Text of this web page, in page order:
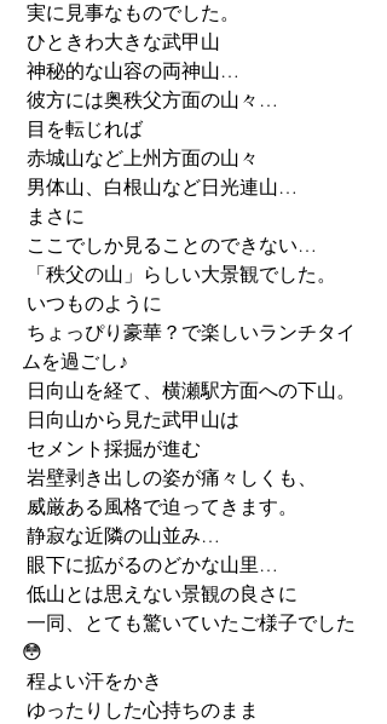
実に見事なものでした。
ひときわ大きな武甲山
神秘的な山容の両神山…
彼方には奥秩父方面の山々…
目を転じれば
赤城山など上州方面の山々
男体山、白根山など日光連山…
まさに
ここでしか見ることのできない…
「秩父の山」らしい大景観でした。
いつものように
ムを過ごし♪
日向山を経て、横瀬駅方面への下山。
日向山から見た武甲山は
セメント採掘が進む
岩壁剥き出しの姿が痛々しくも、
威厳ある風格で迫ってきます。
静寂な近隣の山並み…
眼下に拡がるのどかな山里…
低山とは思えない景観の良さに
😳
程よい汗をかき
ゆったりした心持ちのまま